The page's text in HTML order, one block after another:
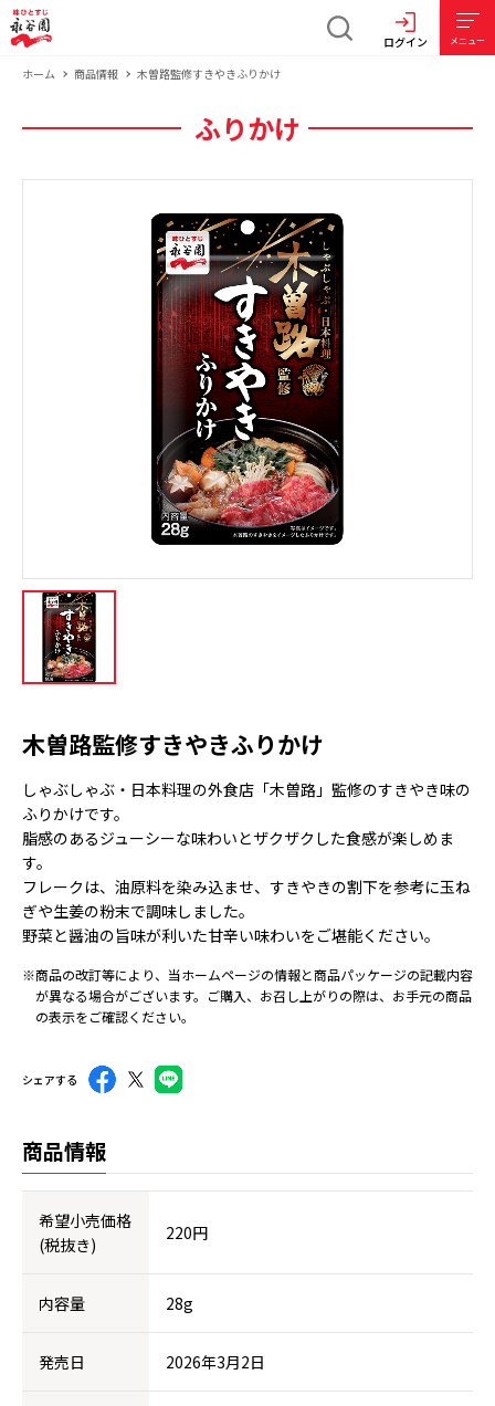
ログイン メニュー
ホーム 商品情報 木曽路監修すきやきふりかけ
ふりかけ
木曽路監修すきやきふりかけ
しゃぶしゃぶ・日本料理の外食店「木曽路」監修のすきやき味の
ふりかけです。
脂感のあるジューシーな味わいとザクザクした食感が楽しめま
す。
フレークは、油原料を染み込ませ、すきやきの割下を参考に玉ね
ぎや生姜の粉末で調味しました。
野菜と醤油の旨味が利いた甘辛い味わいをご堪能ください。
※商品の改訂等により、当ホームページの情報と商品パッケージの記載内容
が異なる場合がございます。ご購入、お召し上がりの際は、お手元の商品
の表示をご確認ください。
シェアする
商品情報
希望小売価格
(税抜き)
220円
内容量 28g
発売日 2026年3月2日